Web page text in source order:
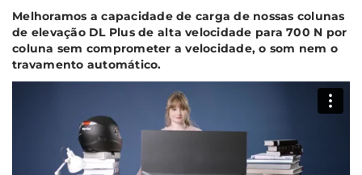
Melhoramos a capacidade de carga de nossas colunas
de elevação DL Plus de alta velocidade para 700 N por
coluna sem comprometer a velocidade, o som nem o
travamento automático.